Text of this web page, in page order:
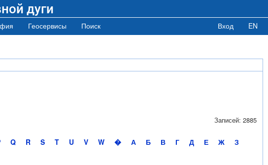
дуги
Геосервисы Поиск Вход EN
Q R S T U V W � А Б В Г Д Е Ж
З
Записей: 2885